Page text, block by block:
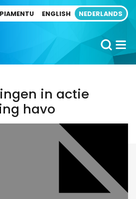
ENGLISH NEDERLANDS
in actie
havo